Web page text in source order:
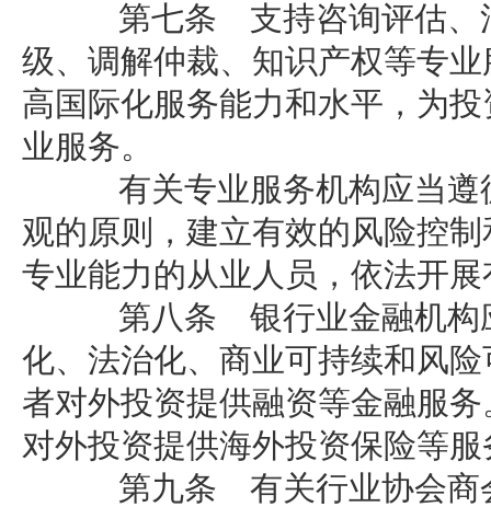
第七条 支持咨询评估、
级、调解仲裁、知识产权等专
高国际化服务能力和水平，为
业服务。
有关专业服务机构应当遵
观的原则，建立有效的风险控
专业能力的从业人员，依法开
第八条 银行业金融机构
化、法治化、商业可持续和风
者对外投资提供融资等金融服
对外投资提供海外投资保险等服
第九条 有关行业协会商会